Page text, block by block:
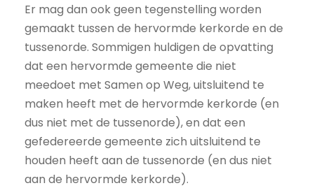
Er mag dan ook geen tegenstelling worden
gemaakt tussen de hervormde kerkorde en de
tussenorde. Sommigen huldigen de opvatting
dat een hervormde gemeente die niet
meedoet met Samen op Weg, uitsluitend te
maken heeft met de hervormde kerkorde (en
dus niet met de tussenorde), en dat een
gefedereerde gemeente zich uitsluitend te
houden heeft aan de tussenorde (en dus niet
aan de hervormde kerkorde).